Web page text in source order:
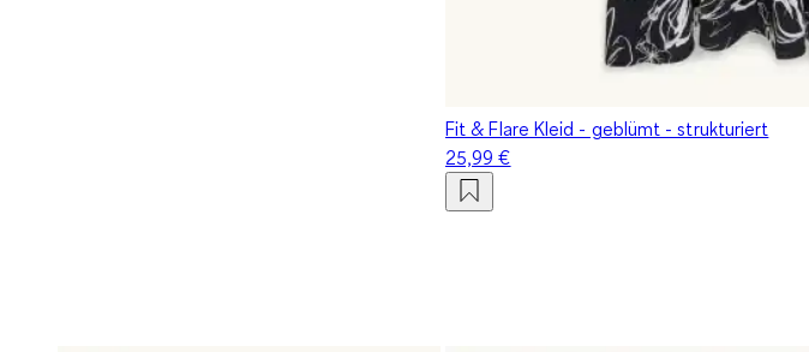
Fit & Flare Kleid - geblümt - strukturiert
25,99 €